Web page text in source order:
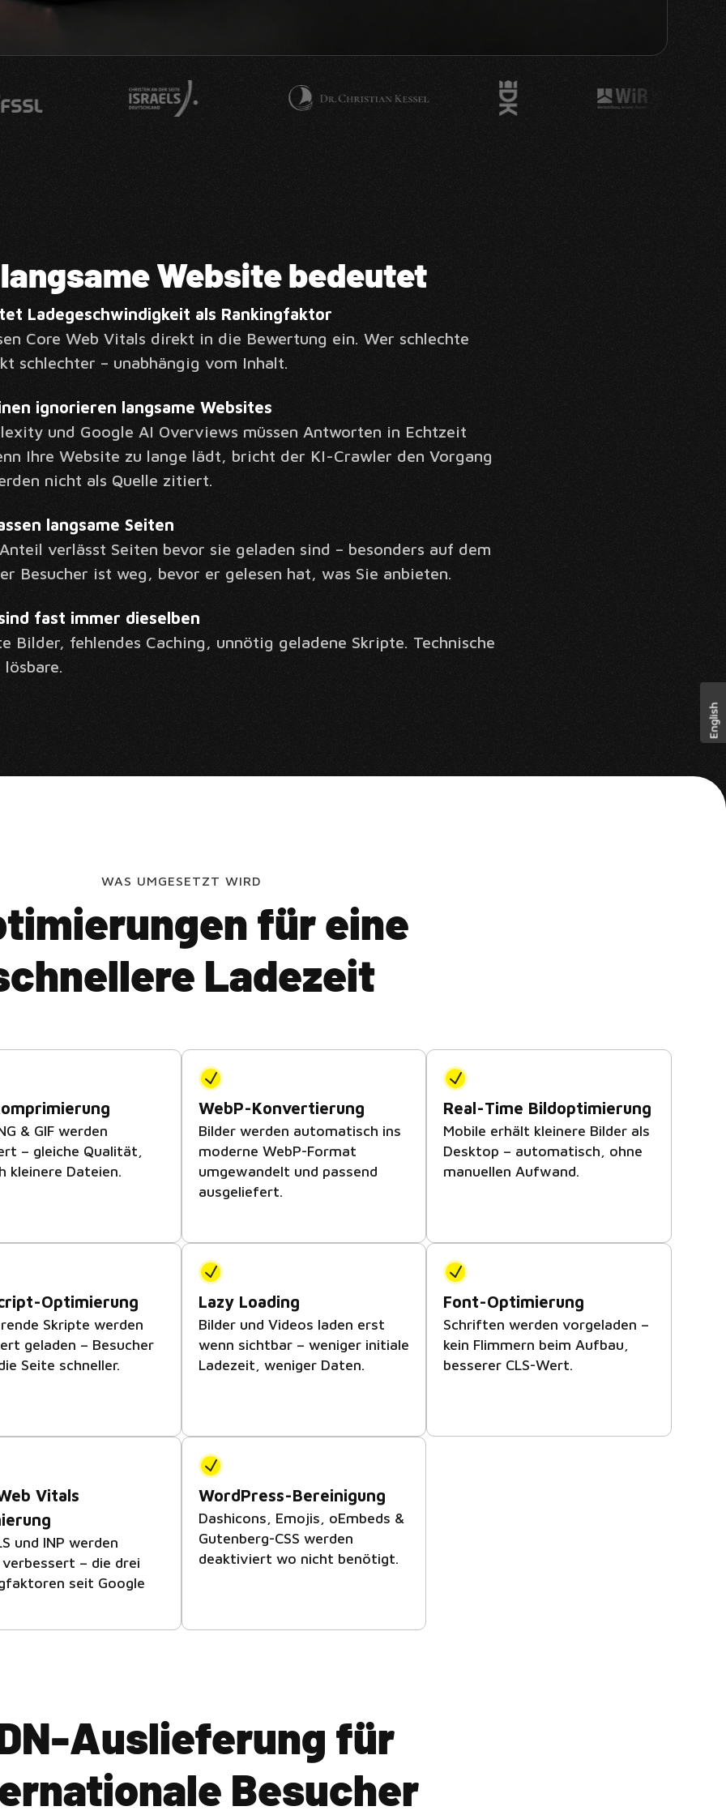
Website bedeutet
Ladegeschwindigkeit als Rankingfaktor
Core Web Vitals direkt in die Bewertung ein. Wer schlechte
schlechter – unabhängig vom Inhalt.
ignorieren langsame Websites
und Google AI Overviews müssen Antworten in Echtzeit
Ihre Website zu lange lädt, bricht der KI-Crawler den Vorgang
nicht als Quelle zitiert.
langsame Seiten
verlässt Seiten bevor sie geladen sind – besonders auf dem
Besucher ist weg, bevor er gelesen hat, was Sie anbieten.
fast immer dieselben
Bilder, fehlendes Caching, unnötig geladene Skripte. Technische
WAS UMGESETZT WIRD
für eine
Ladezeit
& GIF werden
– gleiche Qualität,
kleinere Dateien.
WebP-Konvertierung
Bilder werden automatisch ins
moderne WebP-Format
umgewandelt und passend
ausgeliefert.
Real-Time Bildoptimierung
Mobile erhält kleinere Bilder als
Desktop – automatisch, ohne
manuellen Aufwand.
Optimierung
Skripte werden
geladen – Besucher
Seite schneller.
Lazy Loading
Bilder und Videos laden erst
wenn sichtbar – weniger initiale
Ladezeit, weniger Daten.
Font-Optimierung
Schriften werden vorgeladen –
kein Flimmern beim Aufbau,
besserer CLS-Wert.
Vitals
und INP werden
– die drei
seit Google
WordPress-Bereinigung
Dashicons, Emojis, oEmbeds &
Gutenberg-CSS werden
deaktiviert wo nicht benötigt.
Auslieferung für
Besucher
English